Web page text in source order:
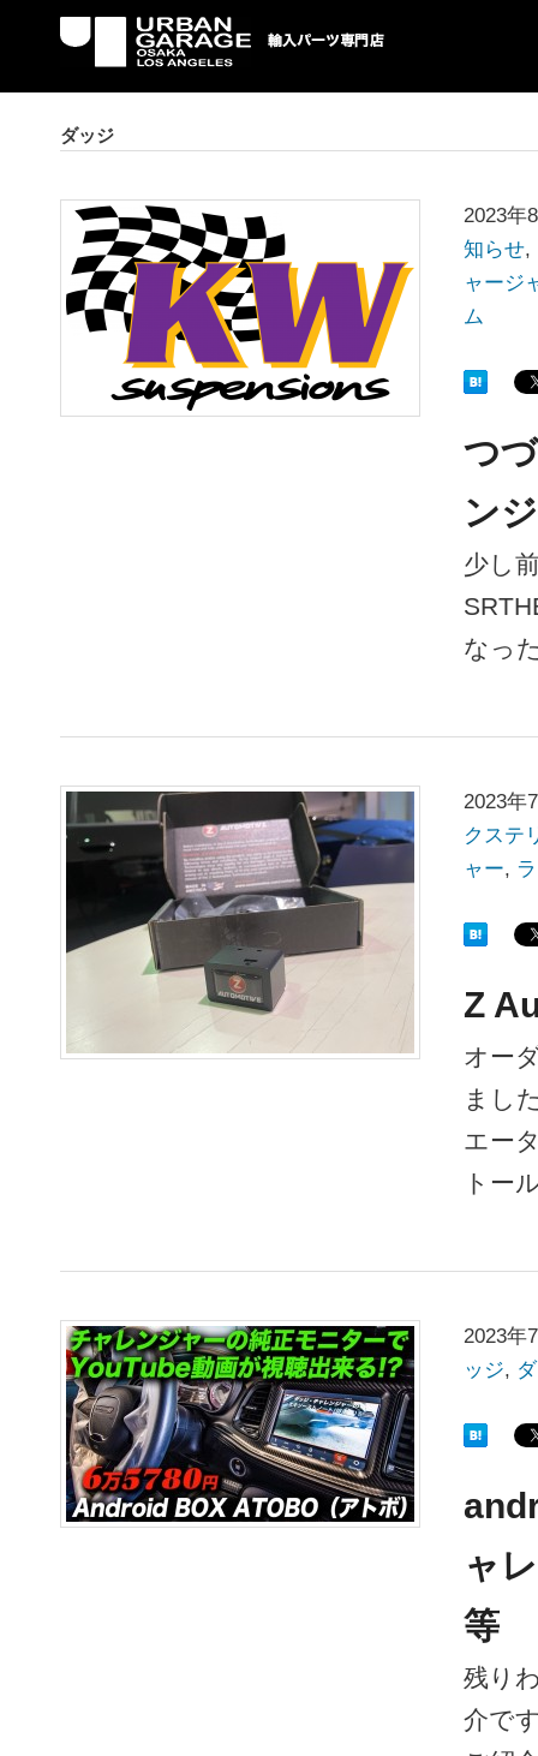
ダッジ
2023年
知らせ,
ャージ
ム
つ
ン
少し
なっ
2023年
クステ
ャー,
Z
オー
まし
エー
トー
2023年
ッジ,
ャ
等
残り
介で